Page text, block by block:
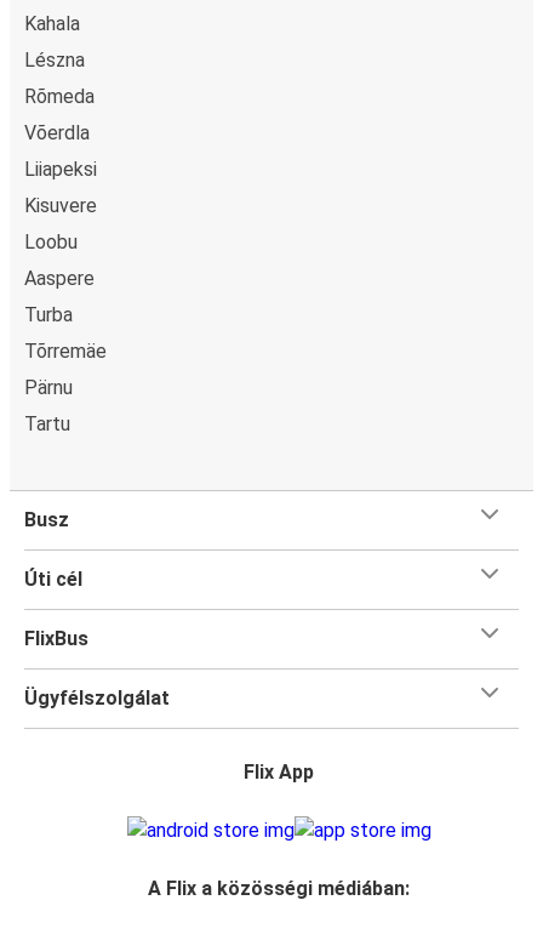
Kahala
Lészna
Rõmeda
Võerdla
Liiapeksi
Kisuvere
Loobu
Aaspere
Turba
Tõrremäe
Pärnu
Tartu
Busz
Úti cél
FlixBus
Ügyfélszolgálat
Flix App
A Flix a közösségi médiában: